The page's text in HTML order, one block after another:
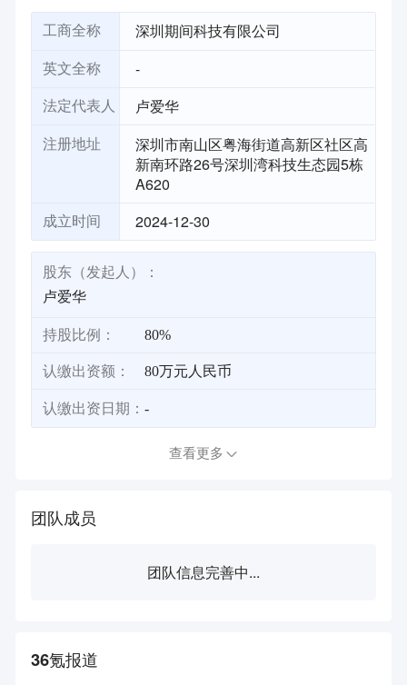
工商全称 深圳期间科技有限公司
英文全称 -
法定代表人 卢爱华
注册地址
深圳市南山区粤海街道高新区社区高
新南环路26号深圳湾科技生态园5栋
A620
成立时间 2024-12-30
股东（发起人）：
卢爱华
持股比例： 80%
认缴出资额： 80万元人民币
认缴出资日期： -
查看更多
团队成员
团队信息完善中...
36氪报道